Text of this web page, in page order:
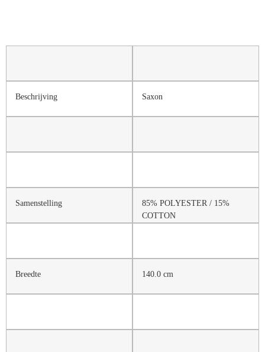
Beschrijving Saxon
Samenstelling
85% POLYESTER / 15%
COTTON
Breedte 140.0 cm